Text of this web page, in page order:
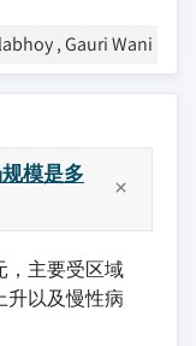
, Gauri Wani
模是多
，主要受区域
升以及慢性病